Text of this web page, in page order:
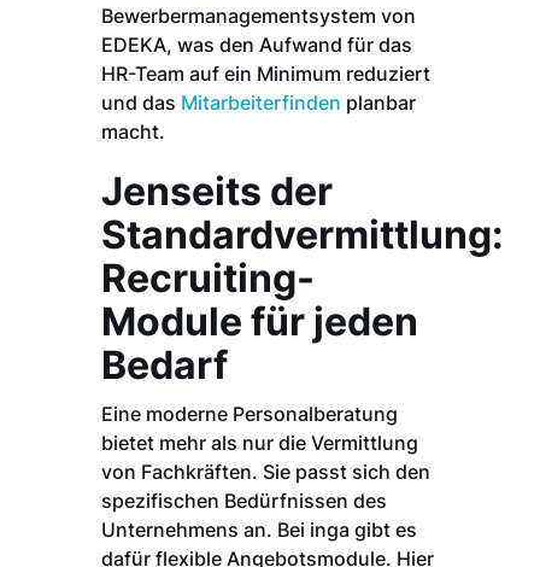
Bewerbermanagementsystem von
EDEKA, was den Aufwand für das
HR-Team auf ein Minimum reduziert
und das Mitarbeiterfinden planbar
macht.
Jenseits der
Standardvermittlung:
Recruiting-
Module für jeden
Bedarf
Eine moderne Personalberatung
bietet mehr als nur die Vermittlung
von Fachkräften. Sie passt sich den
spezifischen Bedürfnissen des
Unternehmens an. Bei inga gibt es
dafür flexible Angebotsmodule. Hier